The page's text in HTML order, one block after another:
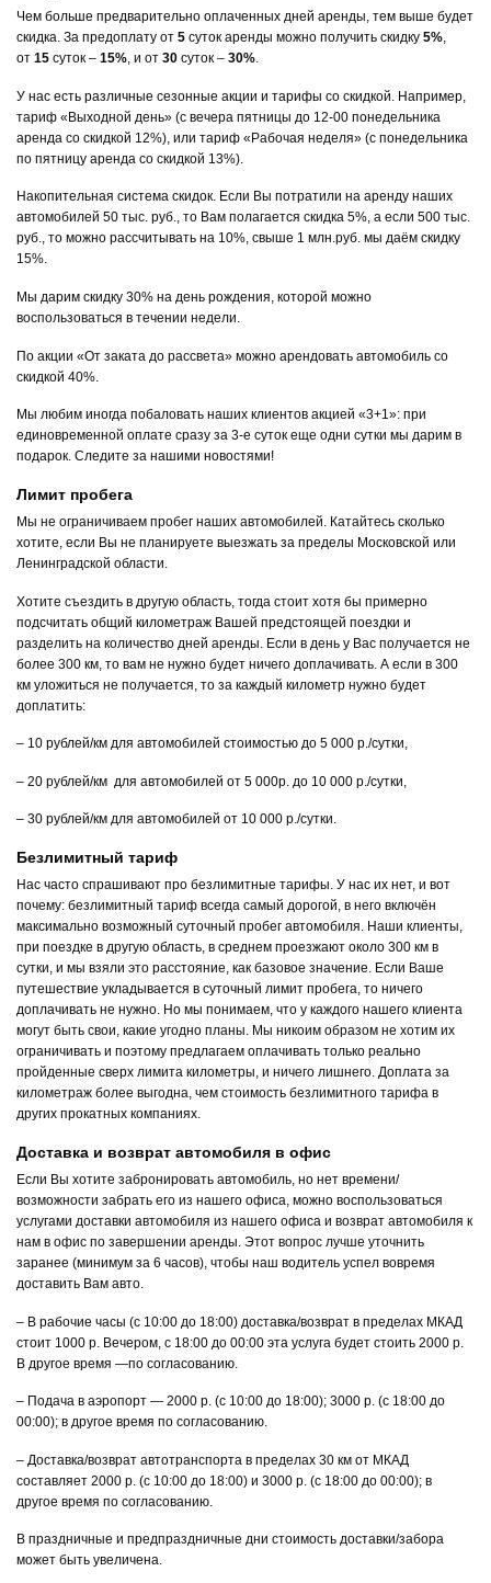
Чем больше предварительно оплаченных дней аренды, тем выше будет
скидка. За предоплату от 5 суток аренды можно получить скидку 5%,
от 15 суток – 15%, и от 30 суток – 30%.
У нас есть различные сезонные акции и тарифы со скидкой. Например,
тариф «Выходной день» (с вечера пятницы до 12-00 понедельника
аренда со скидкой 12%), или тариф «Рабочая неделя» (с понедельника
по пятницу аренда со скидкой 13%).
Накопительная система скидок. Если Вы потратили на аренду наших
автомобилей 50 тыс. руб., то Вам полагается скидка 5%, а если 500 тыс.
руб., то можно рассчитывать на 10%, свыше 1 млн.руб. мы даём скидку
15%.
Мы дарим скидку 30% на день рождения, которой можно
воспользоваться в течении недели.
По акции «От заката до рассвета» можно арендовать автомобиль со
скидкой 40%.
Мы любим иногда побаловать наших клиентов акцией «3+1»: при
единовременной оплате сразу за 3-е суток еще одни сутки мы дарим в
подарок. Следите за нашими новостями!
Лимит пробега
Мы не ограничиваем пробег наших автомобилей. Катайтесь сколько
хотите, если Вы не планируете выезжать за пределы Московской или
Ленинградской области.
Хотите съездить в другую область, тогда стоит хотя бы примерно
подсчитать общий километраж Вашей предстоящей поездки и
разделить на количество дней аренды. Если в день у Вас получается не
более 300 км, то вам не нужно будет ничего доплачивать. А если в 300
км уложиться не получается, то за каждый километр нужно будет
доплатить:
– 10 рублей/км для автомобилей стоимостью до 5 000 р./сутки,
– 20 рублей/км для автомобилей от 5 000р. до 10 000 р./сутки,
– 30 рублей/км для автомобилей от 10 000 р./сутки.
Безлимитный тариф
Нас часто спрашивают про безлимитные тарифы. У нас их нет, и вот
почему: безлимитный тариф всегда самый дорогой, в него включён
максимально возможный суточный пробег автомобиля. Наши клиенты,
при поездке в другую область, в среднем проезжают около 300 км в
сутки, и мы взяли это расстояние, как базовое значение. Если Ваше
путешествие укладывается в суточный лимит пробега, то ничего
доплачивать не нужно. Но мы понимаем, что у каждого нашего клиента
могут быть свои, какие угодно планы. Мы никоим образом не хотим их
ограничивать и поэтому предлагаем оплачивать только реально
пройденные сверх лимита километры, и ничего лишнего. Доплата за
километраж более выгодна, чем стоимость безлимитного тарифа в
других прокатных компаниях.
Доставка и возврат автомобиля в офис
Если Вы хотите забронировать автомобиль, но нет времени/
возможности забрать его из нашего офиса, можно воспользоваться
услугами доставки автомобиля из нашего офиса и возврат автомобиля к
нам в офис по завершении аренды. Этот вопрос лучше уточнить
заранее (минимум за 6 часов), чтобы наш водитель успел вовремя
доставить Вам авто.
– В рабочие часы (с 10:00 до 18:00) доставка/возврат в пределах МКАД
стоит 1000 р. Вечером, с 18:00 до 00:00 эта услуга будет стоить 2000 р.
В другое время —по согласованию.
– Подача в аэропорт — 2000 р. (с 10:00 до 18:00); 3000 р. (с 18:00 до
00:00); в другое время по согласованию.
– Доставка/возврат автотранспорта в пределах 30 км от МКАД
составляет 2000 р. (с 10:00 до 18:00) и 3000 р. (с 18:00 до 00:00); в
другое время по согласованию.
В праздничные и предпраздничные дни стоимость доставки/забора
может быть увеличена.